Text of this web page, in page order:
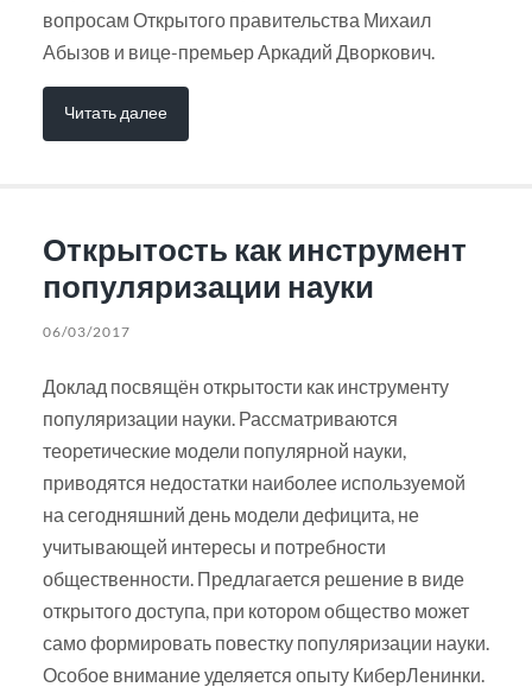
вопросам Открытого правительства Михаил
Абызов и вице-премьер Аркадий Дворкович.
Читать далее
Открытость как инструмент
популяризации науки
06/03/2017
Доклад посвящён открытости как инструменту
популяризации науки. Рассматриваются
теоретические модели популярной науки,
приводятся недостатки наиболее используемой
на сегодняшний день модели дефицита, не
учитывающей интересы и потребности
общественности. Предлагается решение в виде
открытого доступа, при котором общество может
само формировать повестку популяризации науки.
Особое внимание уделяется опыту КиберЛенинки.